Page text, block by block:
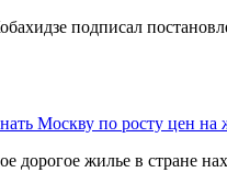
подписал
Москву по росту цен на
дорогое жилье в стране